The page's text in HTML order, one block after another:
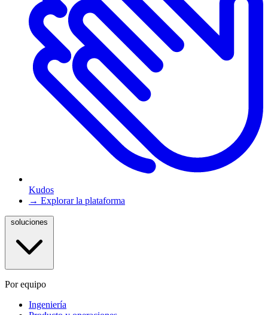
Kudos
→ Explorar la plataforma
Por equipo
Ingeniería